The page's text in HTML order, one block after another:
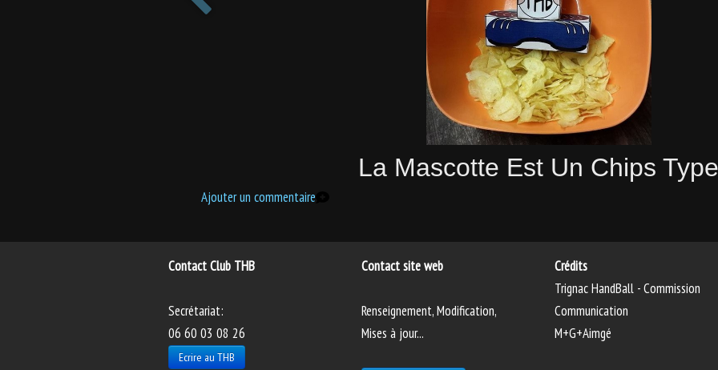
La Mascotte Est Un Chips Type
Ajouter un commentaire
Contact Club THB
Secrétariat:
06 60 03 08 26
Ecrire au THB
Contact site web
Renseignement, Modification,
Mises à jour...
Crédits
Trignac HandBall - Commission
Communication
M+G+Aimgé